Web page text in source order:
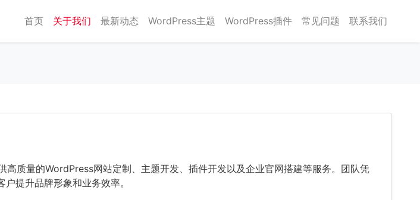
首页 关于我们 最新动态 WordPress主题 WordPress插件 常见问题 联系我们
质量的WordPress网站定制、主题开发、插件开发以及企业官网搭建等服务。团队凭
提升品牌形象和业务效率。